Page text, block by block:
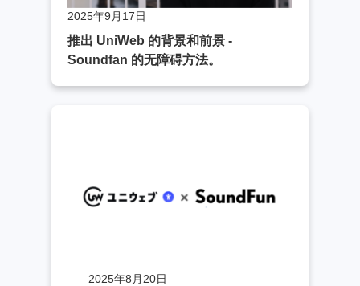
2025年9月17日
推出 UniWeb 的背景和前景 -
Soundfan 的无障碍方法。
2025年8月20日